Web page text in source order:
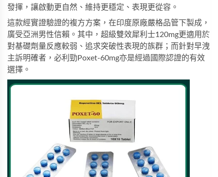
發揮，讓啟動更自然、維持更穩定、表現更從容。
這款經實證驗證的複方方案，在印度原廠嚴格品管下製成，
廣受亞洲男性信賴。其中， 超級雙效犀利士120mg更適用於
對基礎劑量反應較弱、追求突破性表現的族群；而針對早洩
主訴明確者， 必利勁Poxet-60mg亦是經過國際認證的有效
選擇。